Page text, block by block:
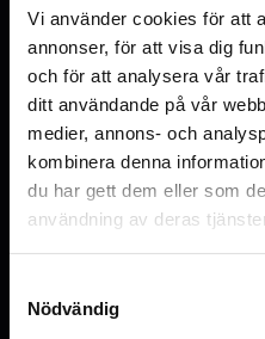
Vi använder cookies för att
annonser, för att visa dig
och för att analysera vår
ditt användande på vår
medier, annons- och
kombinera denna
du har gett dem eller som
användning av deras
Nödvändig
När du köper
våra biografer kan
valfritt belopp. Våra
Nordisk Film Bio i
Företagsbiljetter
En perfekt gåva till
partners.